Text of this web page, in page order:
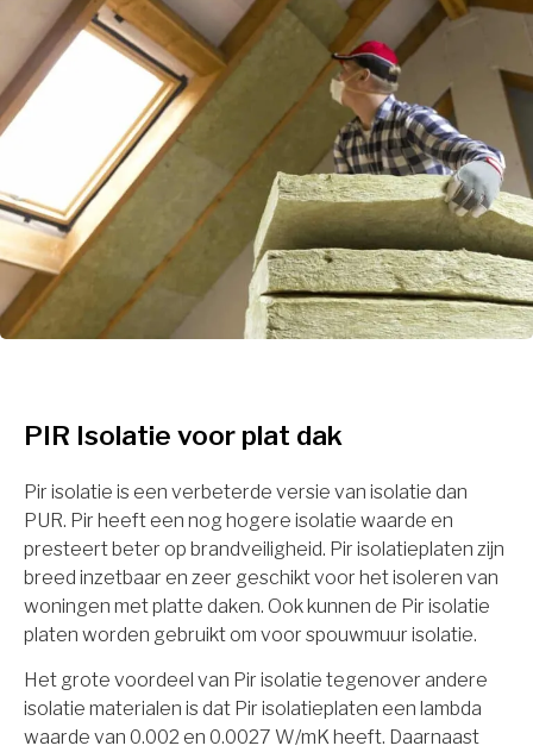
PIR Isolatie voor plat dak
Pir isolatie is een verbeterde versie van isolatie dan
PUR. Pir heeft een nog hogere isolatie waarde en
presteert beter op brandveiligheid. Pir isolatieplaten zijn
breed inzetbaar en zeer geschikt voor het isoleren van
woningen met platte daken. Ook kunnen de Pir isolatie
platen worden gebruikt om voor spouwmuur isolatie.
Het grote voordeel van Pir isolatie tegenover andere
isolatie materialen is dat Pir isolatieplaten een lambda
waarde van 0.002 en 0.0027 W/mK heeft. Daarnaast